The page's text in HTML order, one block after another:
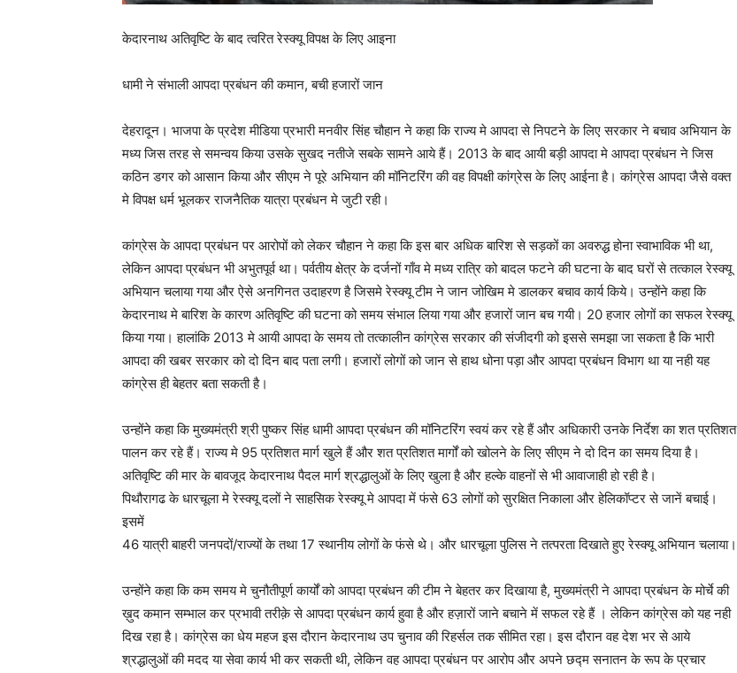
केदारनाथ अतिवृष्टि के बाद त्वरित रेस्क्यू विपक्ष के लिए आइना
धामी ने संभाली आपदा प्रबंधन की कमान, बची हजारों जान
देहरादून। भाजपा के प्रदेश मीडिया प्रभारी मनवीर सिंह चौहान ने कहा कि राज्य मे आपदा से निपटने के लिए सरकार ने बचाव अभियान के
मध्य जिस तरह से समन्वय किया उसके सुखद नतीजे सबके सामने आये हैं। 2013 के बाद आयी बड़ी आपदा मे आपदा प्रबंधन ने जिस
कठिन डगर को आसान किया और सीएम ने पूरे अभियान की मॉनिटरिंग की वह विपक्षी कांग्रेस के लिए आईना है। कांग्रेस आपदा जैसे वक्त
मे विपक्ष धर्म भूलकर राजनैतिक यात्रा प्रबंधन मे जुटी रही।
कांग्रेस के आपदा प्रबंधन पर आरोपों को लेकर चौहान ने कहा कि इस बार अधिक बारिश से सड़कों का अवरुद्ध होना स्वाभाविक भी था,
लेकिन आपदा प्रबंधन भी अभुतपूर्व था। पर्वतीय क्षेत्र के दर्जनों गाँव मे मध्य रात्रि को बादल फटने की घटना के बाद घरों से तत्काल रेस्क्यू
अभियान चलाया गया और ऐसे अनगिनत उदाहरण है जिसमे रेस्क्यू टीम ने जान जोखिम मे डालकर बचाव कार्य किये। उन्होंने कहा कि
केदारनाथ मे बारिश के कारण अतिवृष्टि की घटना को समय संभाल लिया गया और हजारों जान बच गयी। 20 हजार लोगों का सफल रेस्क्यू
किया गया। हालांकि 2013 मे आयी आपदा के समय तो तत्कालीन कांग्रेस सरकार की संजीदगी को इससे समझा जा सकता है कि भारी
आपदा की खबर सरकार को दो दिन बाद पता लगी। हजारों लोगों को जान से हाथ धोना पड़ा और आपदा प्रबंधन विभाग था या नही यह
कांग्रेस ही बेहतर बता सकती है।
उन्होंने कहा कि मुख्यमंत्री श्री पुष्कर सिंह धामी आपदा प्रबंधन की मॉनिटरिंग स्वयं कर रहे हैं और अधिकारी उनके निर्देश का शत प्रतिशत
पालन कर रहे हैं। राज्य मे 95 प्रतिशत मार्ग खुले हैं और शत प्रतिशत मार्गों को खोलने के लिए सीएम ने दो दिन का समय दिया है।
अतिवृष्टि की मार के बावजूद केदारनाथ पैदल मार्ग श्रद्धालुओं के लिए खुला है और हल्के वाहनों से भी आवाजाही हो रही है।
पिथौरागढ के धारचूला मे रेस्क्यू दलों ने साहसिक रेस्क्यू मे आपदा में फंसे 63 लोगों को सुरक्षित निकाला और हेलिकॉप्टर से जानें बचाई।
इसमें
46 यात्री बाहरी जनपदों/राज्यों के तथा 17 स्थानीय लोगों के फंसे थे। और धारचूला पुलिस ने तत्परता दिखाते हुए रेस्क्यू अभियान चलाया।
उन्होंने कहा कि कम समय मे चुनौतीपूर्ण कार्यों को आपदा प्रबंधन की टीम ने बेहतर कर दिखाया है, मुख्यमंत्री ने आपदा प्रबंधन के मोर्चे की
ख़ुद कमान सम्भाल कर प्रभावी तरीक़े से आपदा प्रबंधन कार्य हुवा है और हज़ारों जाने बचाने में सफल रहे हैं । लेकिन कांग्रेस को यह नही
दिख रहा है। कांग्रेस का धेय महज इस दौरान केदारनाथ उप चुनाव की रिहर्सल तक सीमित रहा। इस दौरान वह देश भर से आये
श्रद्धालुओं की मदद या सेवा कार्य भी कर सकती थी, लेकिन वह आपदा प्रबंधन पर आरोप और अपने छद्म सनातन के रूप के प्रचार